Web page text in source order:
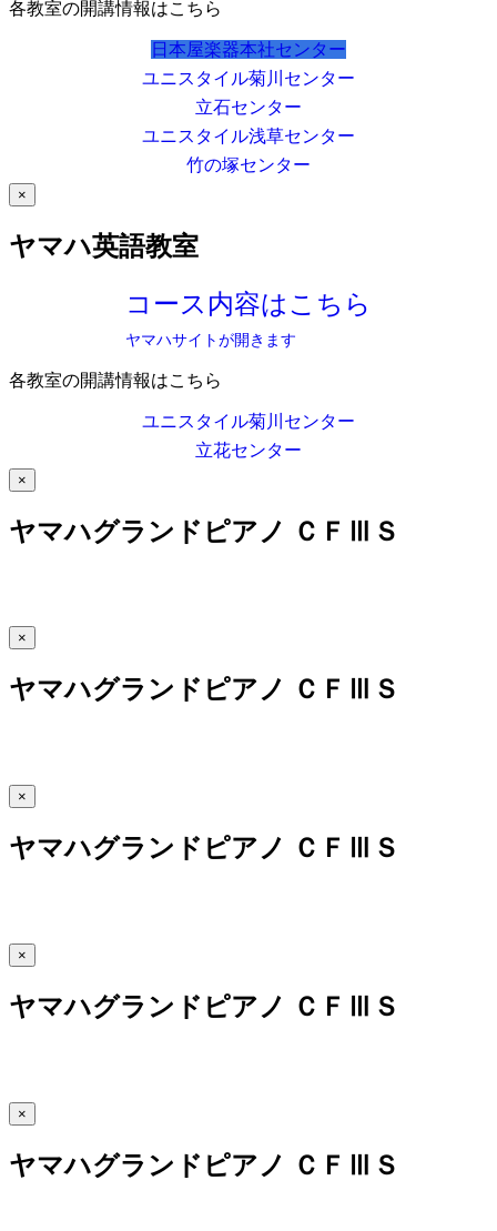
各教室の開講情報はこちら
日本屋楽器本社センター
ユニスタイル菊川センター
立石センター
ユニスタイル浅草センター
竹の塚センター
×
ヤマハ英語教室
コース内容はこちら
ヤマハサイトが開きます
各教室の開講情報はこちら
ユニスタイル菊川センター
立花センター
×
ヤマハグランドピアノ ＣＦⅢＳ
×
ヤマハグランドピアノ ＣＦⅢＳ
×
ヤマハグランドピアノ ＣＦⅢＳ
×
ヤマハグランドピアノ ＣＦⅢＳ
×
ヤマハグランドピアノ ＣＦⅢＳ